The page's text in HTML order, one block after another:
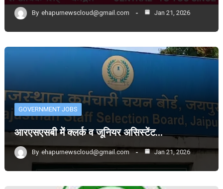
By ehapurnewscloud@gmail.com Jan 21, 2026
GOVERNMENT JOBS
आरएसएसबी में क्लर्क व जूनियर असिस्टेंट…
By ehapurnewscloud@gmail.com Jan 21, 2026